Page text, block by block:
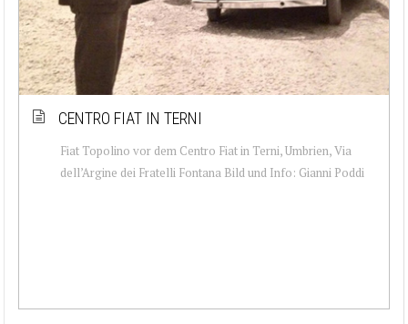
CENTRO FIAT IN TERNI
Fiat Topolino vor dem Centro Fiat in Terni, Umbrien, Via
dell’Argine dei Fratelli Fontana Bild und Info: Gianni Poddi